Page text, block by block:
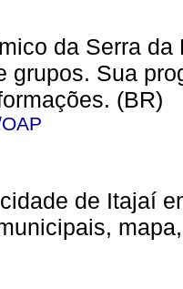
da Serra
grupos. Sua
(BR)
de Itajaí